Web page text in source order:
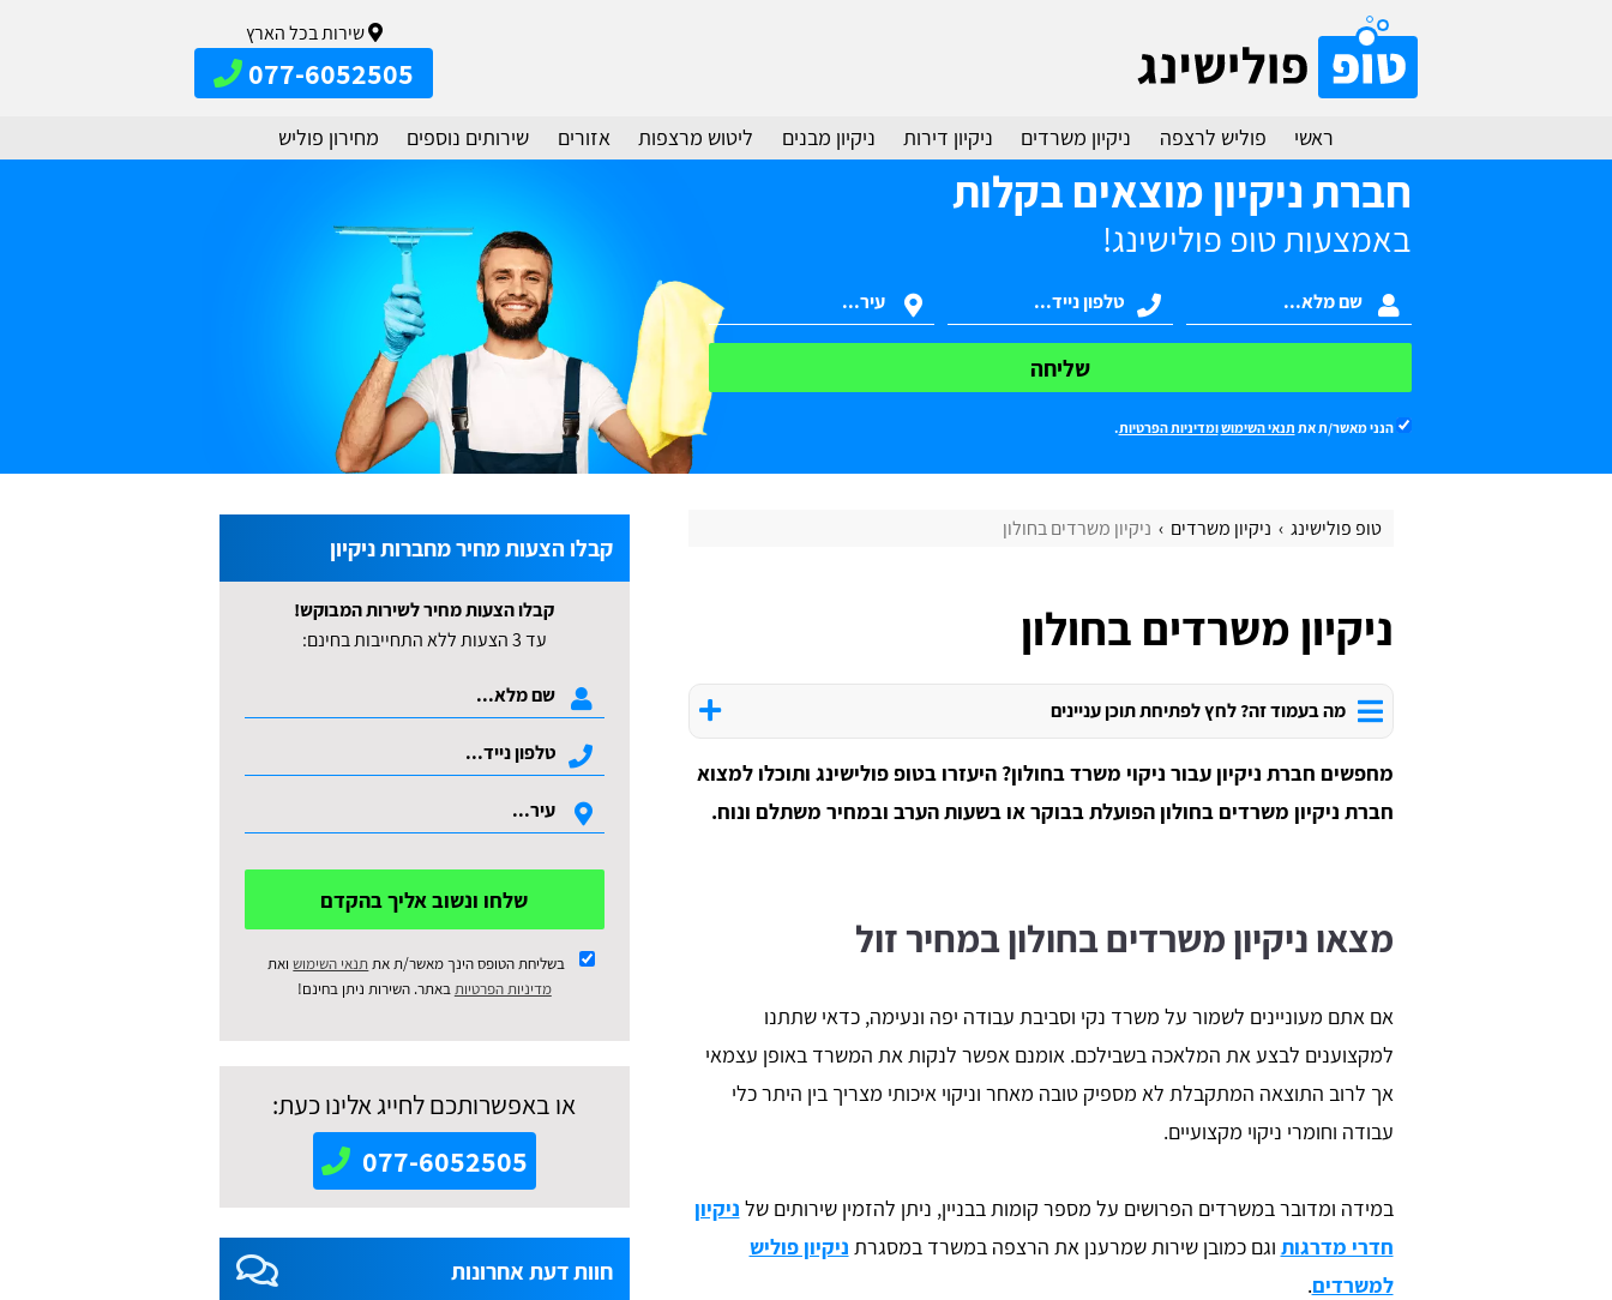
שירות בכל הארץ
077-6052505
ראשי פוליש לרצפה ניקיון משרדים ניקיון דירות ניקיון מבנים ליטוש מרצפות אזורים שירותים נוספים מחירון פוליש
חברת ניקיון מוצאים בקלות
באמצעות טופ פולישינג!
שליחה
הנני מאשר/ת את תנאי השימושומדיניות הפרטיות.
טופ פולישינג ניקיון משרדים ניקיון משרדים בחולון
ניקיון משרדים בחולון
מה בעמוד זה? לחץ לפתיחת תוכן עניינים
מחפשים חברת ניקיון עבור ניקוי משרד בחולון? היעזרו בטופ פולישינג ותוכלו למצוא
חברת ניקיון משרדים בחולון הפועלת בבוקר או בשעות הערב ובמחיר משתלם ונוח.
מצאו ניקיון משרדים בחולון במחיר זול
אם אתם מעוניינים לשמור על משרד נקי וסביבת עבודה יפה ונעימה, כדאי שתתנו
למקצוענים לבצע את המלאכה בשבילכם. אומנם אפשר לנקות את המשרד באופן עצמאי
אך לרוב התוצאה המתקבלת לא מספיק טובה מאחר וניקוי איכותי מצריך בין היתר כלי
עבודה וחומרי ניקוי מקצועיים.
במידה ומדובר במשרדים הפרושים על מספר קומות בבניין, ניתן להזמין שירותים של ניקיון
חדרי מדרגות וגם כמובן שירות שמרענן את הרצפה במשרד במסגרת ניקיון פוליש
למשרדים.
קבלו הצעות מחיר מחברות ניקיון
קבלו הצעות מחיר לשירות המבוקש!
עד 3 הצעות ללא התחייבות בחינם:
שלחו ונשוב אליך בהקדם
בשליחת הטופס הינך מאשר/ת את תנאי השימושואת
מדיניות הפרטיותבאתר. השירות ניתן בחינם!
או באפשרותכם לחייג אלינו כעת:
077-6052505
חוות דעת אחרונות